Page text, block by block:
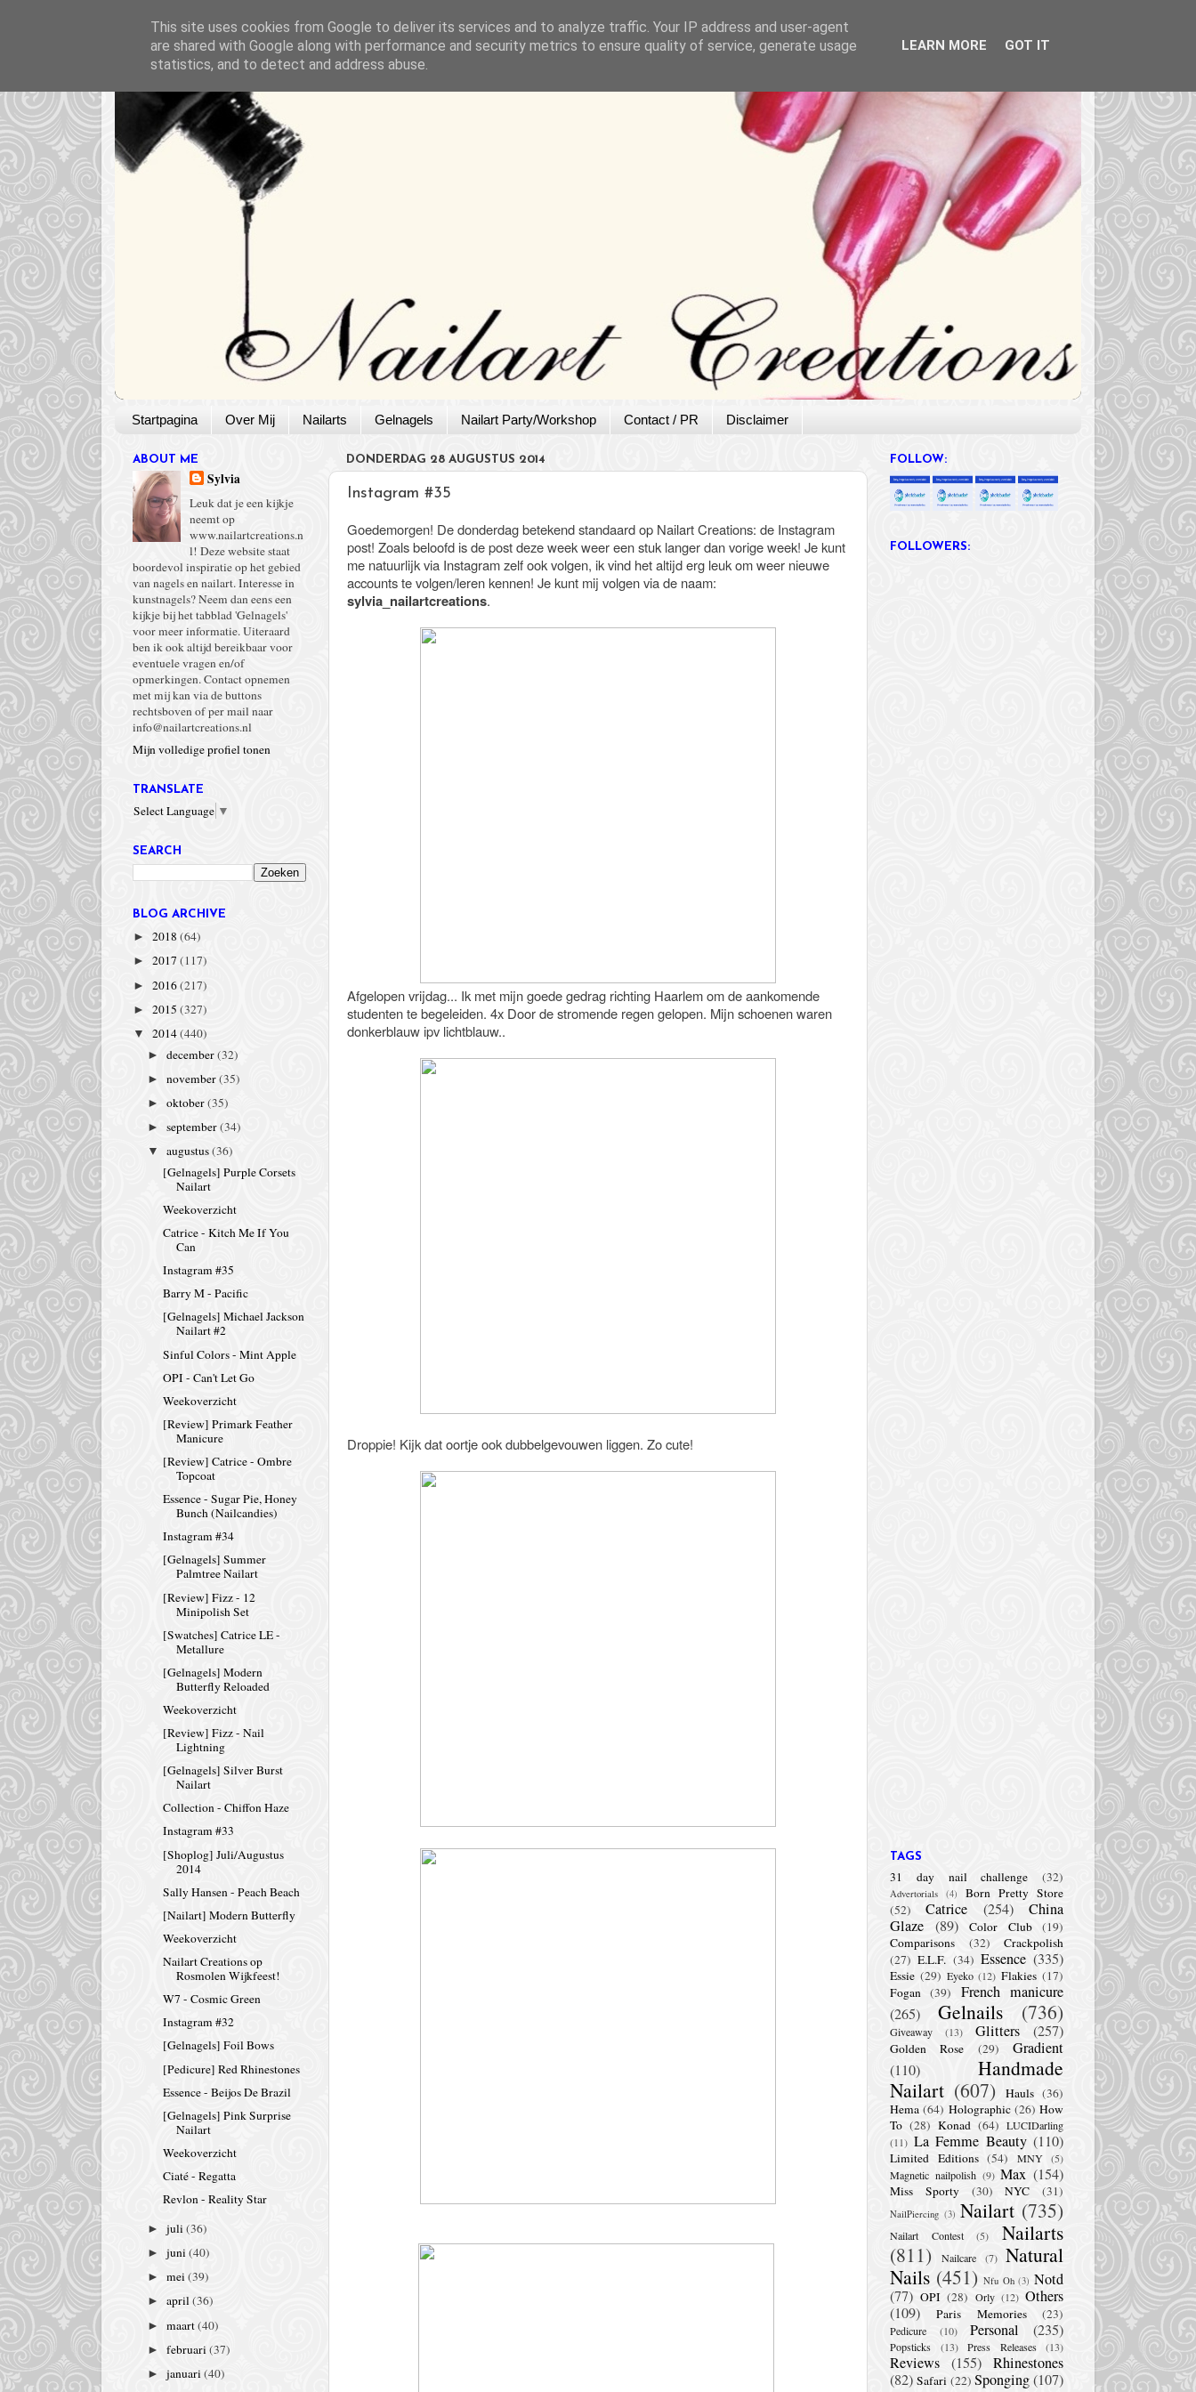
Startpagina Over Mij Nailarts Gelnagels Nailart Party/Workshop Contact / PR Disclaimer
DONDERDAG 28 AUGUSTUS 2014
Instagram #35
Goedemorgen! De donderdag betekend standaard op Nailart Creations: de Instagram
post! Zoals beloofd is de post deze week weer een stuk langer dan vorige week! Je kunt
me natuurlijk via Instagram zelf ook volgen, ik vind het altijd erg leuk om weer nieuwe
accounts te volgen/leren kennen! Je kunt mij volgen via de naam:
sylvia_nailartcreations.
Afgelopen vrijdag... Ik met mijn goede gedrag richting Haarlem om de aankomende
studenten te begeleiden. 4x Door de stromende regen gelopen. Mijn schoenen waren
donkerblauw ipv lichtblauw..
Droppie! Kijk dat oortje ook dubbelgevouwen liggen. Zo cute!
ABOUT ME
Sylvia
Leuk dat je een kijkje
neemt op
www.nailartcreations.n
l! Deze website staat
boordevol inspiratie op het gebied
van nagels en nailart. Interesse in
kunstnagels? Neem dan eens een
kijkje bij het tabblad 'Gelnagels'
voor meer informatie. Uiteraard
ben ik ook altijd bereikbaar voor
eventuele vragen en/of
opmerkingen. Contact opnemen
met mij kan via de buttons
rechtsboven of per mail naar
info@nailartcreations.nl
Mijn volledige profiel tonen
TRANSLATE
Select Language ▼
SEARCH
BLOG ARCHIVE
► 2018 (64)
► 2017 (117)
► 2016(217)
► 2015 (327)
▼ 2014(440)
►december(32)
►november(35)
►oktober(35)
►september(34)
▼augustus(36)
[Gelnagels] Purple Corsets
Nailart
Weekoverzicht
Catrice - Kitch Me If You
Can
Instagram #35
Barry M - Pacific
[Gelnagels] Michael Jackson
Nailart #2
Sinful Colors - Mint Apple
OPI - Can't Let Go
Weekoverzicht
[Review] Primark Feather
Manicure
[Review] Catrice - Ombre
Topcoat
Essence - Sugar Pie, Honey
Bunch (Nailcandies)
Instagram #34
[Gelnagels] Summer
Palmtree Nailart
[Review] Fizz - 12
Minipolish Set
[Swatches] Catrice LE -
Metallure
[Gelnagels] Modern
Butterfly Reloaded
Weekoverzicht
[Review] Fizz - Nail
Lightning
[Gelnagels] Silver Burst
Nailart
Collection - Chiffon Haze
Instagram #33
[Shoplog] Juli/Augustus
2014
Sally Hansen - Peach Beach
[Nailart] Modern Butterfly
Weekoverzicht
Nailart Creations op
Rosmolen Wijkfeest!
W7 - Cosmic Green
Instagram #32
[Gelnagels] Foil Bows
[Pedicure] Red Rhinestones
Essence - Beijos De Brazil
[Gelnagels] Pink Surprise
Nailart
Weekoverzicht
Ciaté - Regatta
Revlon - Reality Star
►juli(36)
►juni(40)
►mei(39)
►april(36)
►maart(40)
►februari(37)
►januari(40)
FOLLOW:
FOLLOWERS:
TAGS
31 day nail challenge (32)
Advertorials (4)
Born Pretty Store
(52)
Catrice (254)
China
Glaze (89) Color Club
(19)
Comparisons
(32)
Crackpolish
(27) E.L.F. (34) Essence (335)
Essie (29) Eyeko (12) Flakies (17)
Fogan (39)
French manicure
(265)
Gelnails (736)
Giveaway (13) Glitters (257)
Golden Rose (29)
Gradient
(110)
Handmade
Nailart (607) Hauls (36)
Hema (64) Holographic (26) How
To (28) Konad (64) LUCIDarling
(11) La Femme Beauty (110)
Limited Editions (54) MNY (5)
Magnetic nailpolish (9) Max (154)
Miss Sporty (30) NYC (31)
NailPiercing (3) Nailart (735)
Nailart Contest (5)
Nailarts
(811)
Nailcare (7) Natural
Nails (451) Nfu Oh (3) Notd
(77) OPI (28) Orly (12) Others
(109)
Paris Memories (23)
Pedicure (10) Personal (235)
Popsticks (13) Press Releases (13)
Reviews (155) Rhinestones
(82) Safari (22) Sponging(107)
This site uses cookies from Google to deliver its services and to analyze traffic. Your IP address and user-agent
are shared with Google along with performance and security metrics to ensure quality of service, generate usage
statistics, and to detect and address abuse.
LEARN MORE GOT IT